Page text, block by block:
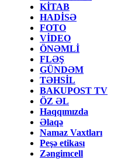
KİTAB
HADİSƏ
FOTO
VİDEO
ÖNƏMLİ
FLƏŞ
GÜNDƏM
TƏHSİL
BAKUPOST TV
ÖZ ƏL
Haqqımızda
Əlaqə
Namaz Vaxtları
Peşə etikası
Zəngimcell